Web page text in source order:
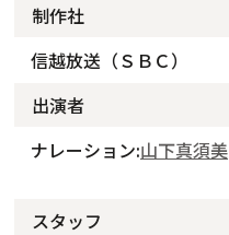
制作社
信越放送（ＳＢＣ）
出演者
ナレーション:山下真須美
スタッフ